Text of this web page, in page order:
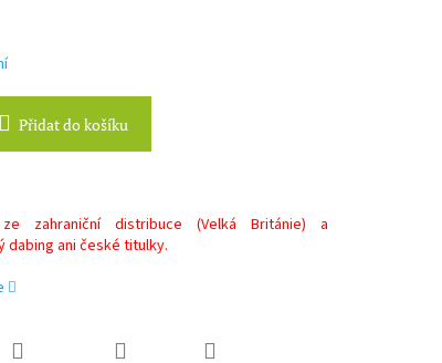
Přidat do košíku
zahraniční distribuce (Velká Británie) a
dabing ani české titulky.